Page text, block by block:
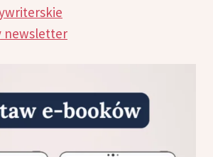
newsletter